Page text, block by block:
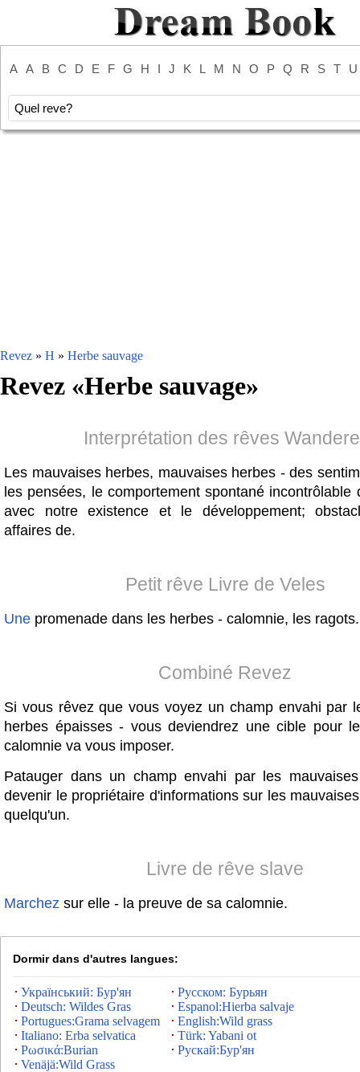
A A B C D E F G H I J K L M N O P Q R S T U
Revez » H » Herbe sauvage
Revez «Herbe sauvage»
Interprétation des rêves
Les mauvaises herbes, mauvaises herbes - des
les pensées, le comportement spontané incontrôlable
avec notre existence et le développement;
affaires de.
Petit rêve Livre de Veles
Une promenade dans les herbes - calomnie, les ragots.
Combiné Revez
Si vous rêvez que vous voyez un champ envahi par
herbes épaisses - vous deviendrez une cible pour
calomnie va vous imposer.
Patauger dans un champ envahi par les
devenir le propriétaire d'informations sur les
quelqu'un.
Livre de rêve slave
Marchez sur elle - la preuve de sa calomnie.
Dormir dans d'autres langues:
Український: Бур'ян
Русском: Бурьян
Deutsch: Wildes Gras
Espanol:Hierba salvaje
Portugues:Grama selvagem
English:Wild grass
Italiano: Erba selvatica
Türk: Yabani ot
Ρωσικά:Burian
Рускай:Бур'ян
Venäjä:Wild Grass